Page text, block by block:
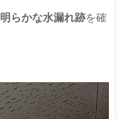
明らかな水漏れ跡を確